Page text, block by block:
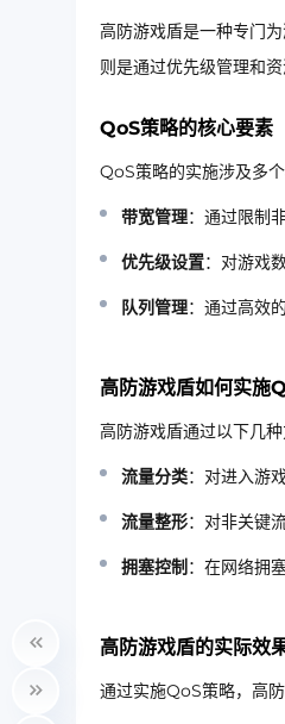
高防游戏盾是一种专门
则是通过优先级管理和
QoS策略的核心要素
QoS策略的实施涉及多
带宽管理：通过限制
优先级设置：对游戏
队列管理：通过高效
高防游戏盾如何实施
高防游戏盾通过以下几
流量分类：对进入游
流量整形：对非关键
拥塞控制 ：在网络拥
高防游戏盾的实际效
通过实施QoS策略，高